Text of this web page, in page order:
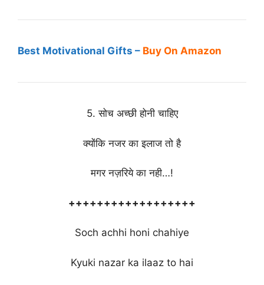
Best Motivational Gifts – Buy On Amazon
5. सोच अच्छी होनी चाहिए
क्योंकि नजर का इलाज तो है
मगर नज़रिये का नही…!
++++++++++++++++++
Soch achhi honi chahiye
Kyuki nazar ka ilaaz to hai